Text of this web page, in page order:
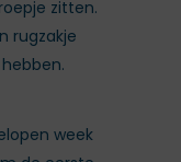
zitten.
rugzakje
week